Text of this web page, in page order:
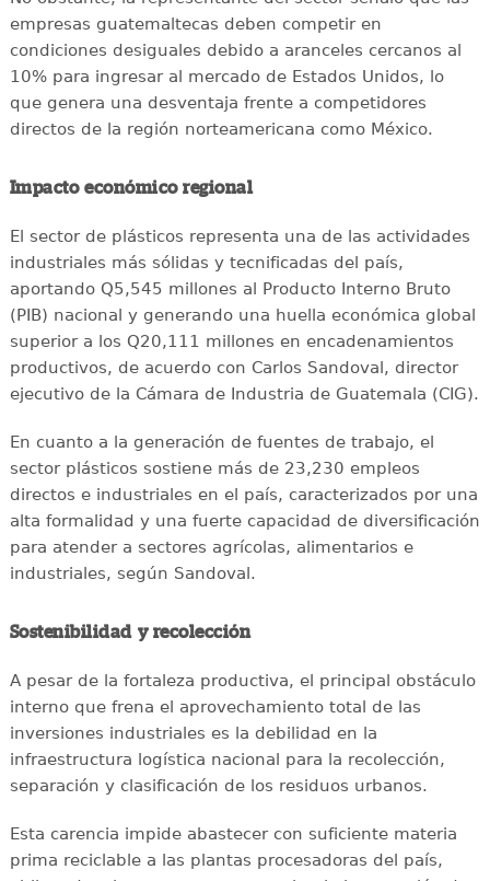
empresas guatemaltecas deben competir en
condiciones desiguales debido a aranceles cercanos al
10% para ingresar al mercado de Estados Unidos, lo
que genera una desventaja frente a competidores
directos de la región norteamericana como México.
Impacto económico regional
El sector de plásticos representa una de las actividades
industriales más sólidas y tecnificadas del país,
aportando Q5,545 millones al Producto Interno Bruto
(PIB) nacional y generando una huella económica global
superior a los Q20,111 millones en encadenamientos
productivos, de acuerdo con Carlos Sandoval, director
ejecutivo de la Cámara de Industria de Guatemala (CIG).
En cuanto a la generación de fuentes de trabajo, el
sector plásticos sostiene más de 23,230 empleos
directos e industriales en el país, caracterizados por una
alta formalidad y una fuerte capacidad de diversificación
para atender a sectores agrícolas, alimentarios e
industriales, según Sandoval.
Sostenibilidad y recolección
A pesar de la fortaleza productiva, el principal obstáculo
interno que frena el aprovechamiento total de las
inversiones industriales es la debilidad en la
infraestructura logística nacional para la recolección,
separación y clasificación de los residuos urbanos.
Esta carencia impide abastecer con suficiente materia
prima reciclable a las plantas procesadoras del país,